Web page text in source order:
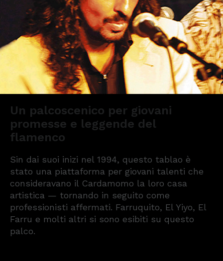
Un palcoscenico per giovani
promesse e leggende del
flamenco
Sin dai suoi inizi nel 1994, questo tablao è
stato una piattaforma per giovani talenti che
consideravano il Cardamomo la loro casa
artistica — tornando in seguito come
professionisti affermati. Farruquito, El Yiyo, El
Farru e molti altri si sono esibiti su questo
palco.